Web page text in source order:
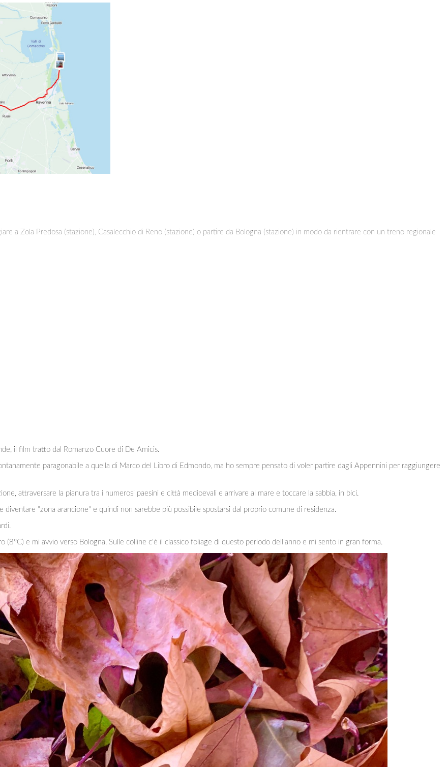
a Zola Predosa (stazione), Casalecchio di Reno (stazione) o partire da Bologna (stazione) in modo da rientrare con un treno regionale
il film tratto dal Romanzo Cuore di De Amicis.
paragonabile a quella di Marco del Libro di Edmondo, ma ho sempre pensato di voler partire dagli Appennini per raggiungere
attraversare la pianura tra i numerosi paesini e città medioevali e arrivare al mare e toccare la sabbia, in bici.
"zona arancione" e quindi non sarebbe più possibile spostarsi dal proprio comune di residenza.
e mi avvio verso Bologna. Sulle colline c'è il classico foliage di questo periodo dell'anno e mi sento in gran forma.